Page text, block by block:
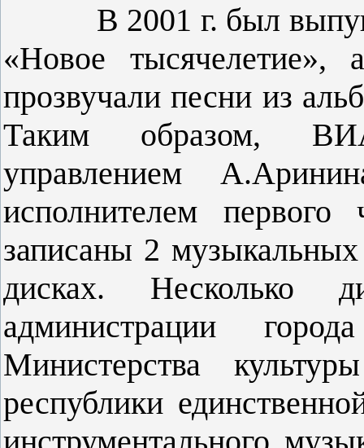
В 2001 г. был
«Новое
прозвучали песни из
Таким образом,
управлением
исполнителем
записаны 2
дисках. Несколько
администрации
Министерства
республики